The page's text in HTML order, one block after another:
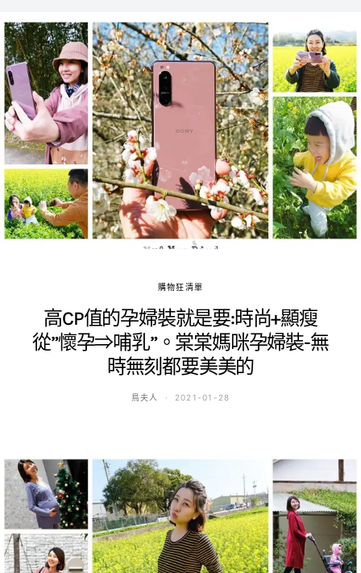
購物狂清單
高CP值的孕婦裝就是要:時尚+顯瘦
從”懷孕⇒哺乳”。棠棠媽咪孕婦裝-無
時無刻都要美美的
鳥夫人 2021-01-28